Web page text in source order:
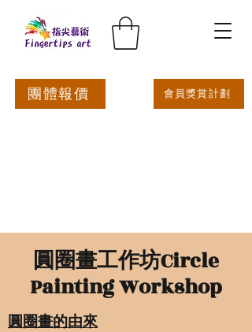
團體報價 會員獎賞計劃
圓圈畫工作坊Circle
Painting Workshop
圓圈畫的由來